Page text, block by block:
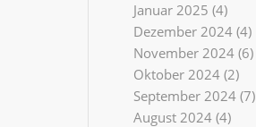
Januar 2025 (4)
Dezember 2024 (4)
November 2024 (6)
Oktober 2024 (2)
September 2024 (7)
August 2024 (4)